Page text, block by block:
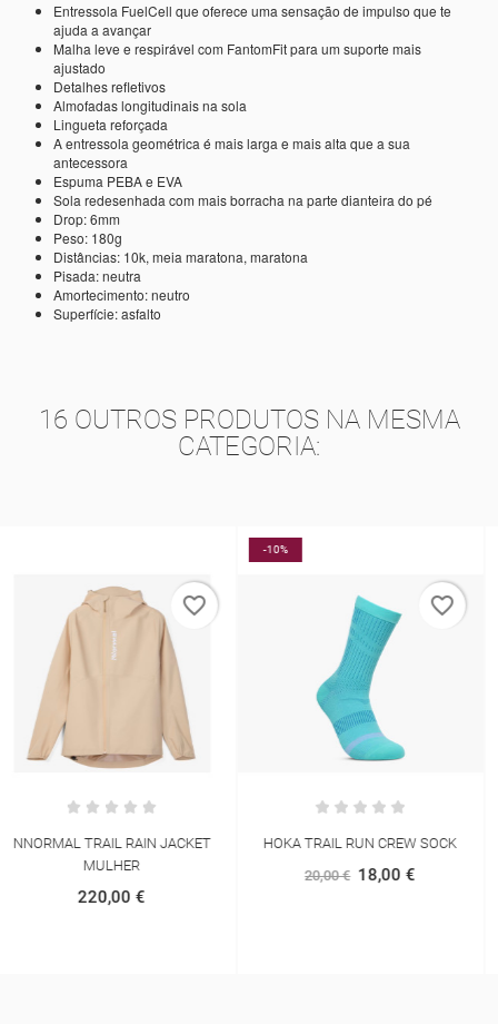
Entressola FuelCell que oferece uma sensação de impulso que te
ajuda a avançar
Malha leve e respirável com FantomFit para um suporte mais
ajustado
Detalhes refletivos
Almofadas longitudinais na sola
Lingueta reforçada
A entressola geométrica é mais larga e mais alta que a sua
antecessora
Espuma PEBA e EVA
Sola redesenhada com mais borracha na parte dianteira do pé
Drop: 6mm
Peso: 180g
Distâncias: 10k, meia maratona, maratona
Pisada: neutra
Amortecimento: neutro
Superfície: asfalto
16 OUTROS PRODUTOS NA MESMA
CATEGORIA:
HOKA TRAIL RUN CREW SOCK
20,00 € 18,00 €
favorite_border
SALOMON SOFT FLASK XA FILTER
490ML
favorite_border